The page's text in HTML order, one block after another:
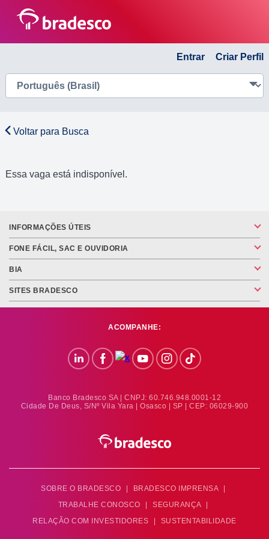
Entrar Criar Perfil
Voltar para Busca
Essa vaga está indisponível.
INFORMAÇÕES ÚTEIS
FONE FÁCIL, SAC E OUVIDORIA
BIA
SITES BRADESCO
ACOMPANHE:
Banco Bradesco SA | CNPJ: 60.746.948.0001-12
Cidade De Deus, S/nº Vila Yara | Osasco | SP | CEP: 06029-900
SOBRE O BRADESCO BRADESCO IMPRENSA
TRABALHE CONOSCO
SEGURANÇA
RELAÇÃO COM INVESTIDORES
SUSTENTABILIDADE